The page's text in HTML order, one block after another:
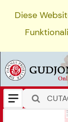
Diese